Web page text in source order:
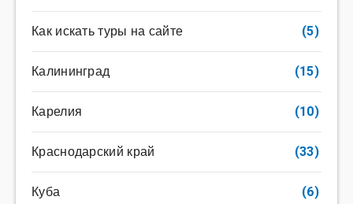
Как искать туры на сайте (5)
Калининград (15)
Карелия (10)
Краснодарский край (33)
Куба (6)